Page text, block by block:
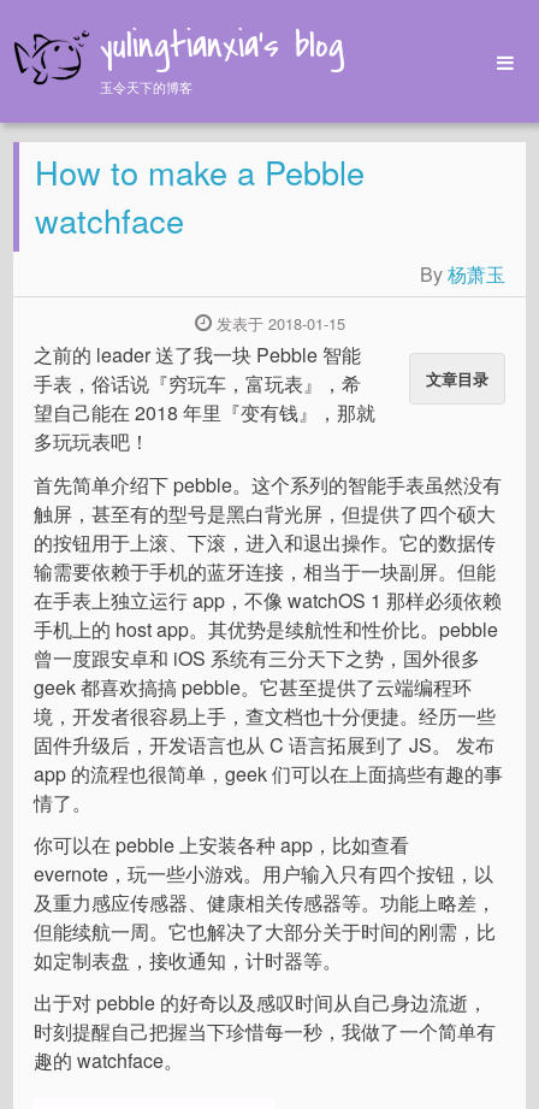
yulingtianxia's blog
玉令天下的博客
Home
Archives
Tags
How to make a Pebble
watchface
By杨萧玉
发表于 2018-01-15
文章目录
之前的 leader 送了我一块 Pebble 智能
手表，俗话说『穷玩车，富玩表』，希
望自己能在 2018 年里『变有钱』，那就
多玩玩表吧！
首先简单介绍下 pebble。这个系列的智能手表虽然没有
触屏，甚至有的型号是黑白背光屏，但提供了四个硕大
的按钮用于上滚、下滚，进入和退出操作。它的数据传
输需要依赖于手机的蓝牙连接，相当于一块副屏。但能
在手表上独立运行 app，不像 watchOS 1 那样必须依赖
手机上的 host app。其优势是续航性和性价比。pebble
曾一度跟安卓和 iOS 系统有三分天下之势，国外很多
geek 都喜欢搞搞 pebble。它甚至提供了云端编程环
境，开发者很容易上手，查文档也十分便捷。经历一些
固件升级后，开发语言也从 C 语言拓展到了 JS。 发布
app 的流程也很简单，geek 们可以在上面搞些有趣的事
情了。
你可以在 pebble 上安装各种 app，比如查看
evernote，玩一些小游戏。用户输入只有四个按钮，以
及重力感应传感器、健康相关传感器等。功能上略差，
但能续航一周。它也解决了大部分关于时间的刚需，比
如定制表盘，接收通知，计时器等。
出于对 pebble 的好奇以及感叹时间从自己身边流逝，
时刻提醒自己把握当下珍惜每一秒，我做了一个简单有
趣的 watchface。